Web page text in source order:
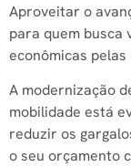
Aproveitar o
para quem busca
econômicas
A modernização
mobilidade está
reduzir os
o seu orçamento